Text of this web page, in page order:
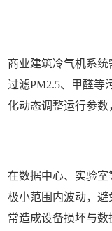
商业建筑冷气机系
过滤PM2.5、甲醛等
化动态调整运行参数
在数据中心、实验
极小范围内波动，
常造成设备损坏与